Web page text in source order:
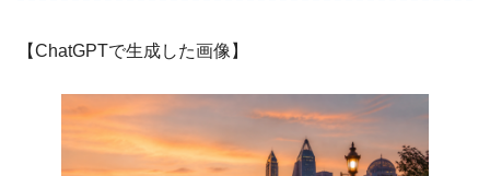
【ChatGPTで生成した画像】